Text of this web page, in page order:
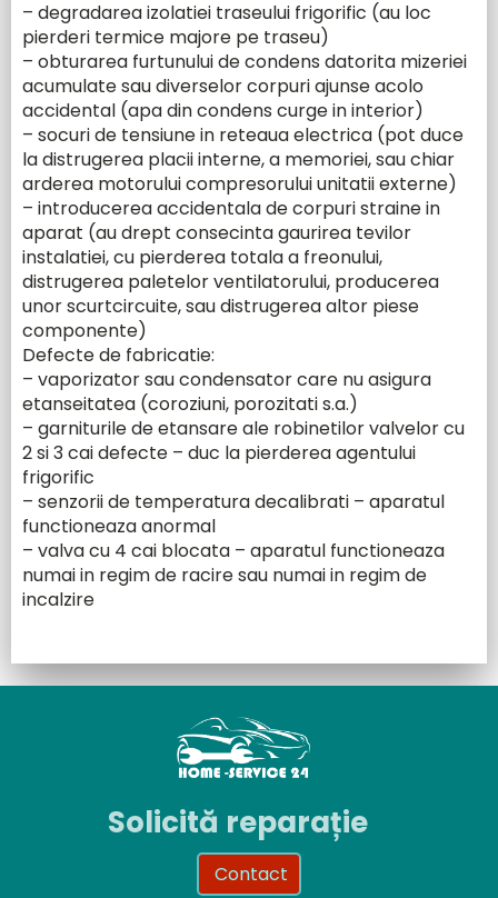
– degradarea izolatiei traseului frigorific (au loc
pierderi termice majore pe traseu)
– obturarea furtunului de condens datorita mizeriei
acumulate sau diverselor corpuri ajunse acolo
accidental (apa din condens curge in interior)
– socuri de tensiune in reteaua electrica (pot duce
la distrugerea placii interne, a memoriei, sau chiar
arderea motorului compresorului unitatii externe)
– introducerea accidentala de corpuri straine in
aparat (au drept consecinta gaurirea tevilor
instalatiei, cu pierderea totala a freonului,
distrugerea paletelor ventilatorului, producerea
unor scurtcircuite, sau distrugerea altor piese
componente)
Defecte de fabricatie:
– vaporizator sau condensator care nu asigura
etanseitatea (coroziuni, porozitati s.a.)
– garniturile de etansare ale robinetilor valvelor cu
2 si 3 cai defecte – duc la pierderea agentului
frigorific
– senzorii de temperatura decalibrati – aparatul
functioneaza anormal
– valva cu 4 cai blocata – aparatul functioneaza
numai in regim de racire sau numai in regim de
incalzire
Solicită reparație
Contact